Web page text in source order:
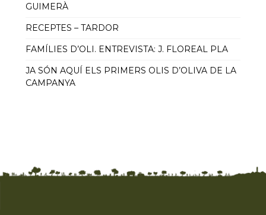
GUIMERÀ
RECEPTES – TARDOR
FAMÍLIES D’OLI. ENTREVISTA: J. FLOREAL PLA
JA SÓN AQUÍ ELS PRIMERS OLIS D’OLIVA DE LA
CAMPANYA